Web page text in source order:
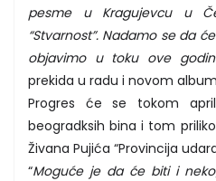
pesme u Kragujevcu u
“Stvarnost”. Nadamo se da
objavimo u toku ove
prekida u radu i novom
Progres će se tokom
beogradksih bina i tom
Živana Pujića “Provincija udara
“Moguće je da će biti i